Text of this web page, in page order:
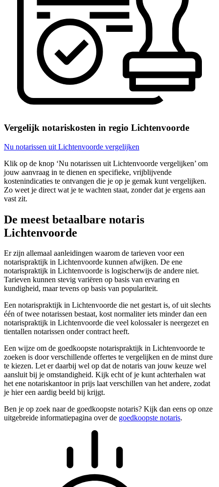
Vergelijk notariskosten in regio Lichtenvoorde
Nu notarissen uit Lichtenvoorde vergelijken
Klik op de knop ‘Nu notarissen uit Lichtenvoorde vergelijken’ om
jouw aanvraag in te dienen en specifieke, vrijblijvende
kostenindicaties te ontvangen die je op je gemak kunt vergelijken.
Zo weet je direct wat je te wachten staat, zonder dat je ergens aan
vast zit.
De meest betaalbare notaris
Lichtenvoorde
Er zijn allemaal aanleidingen waarom de tarieven voor een
notarispraktijk in Lichtenvoorde kunnen afwijken. De ene
notarispraktijk in Lichtenvoorde is logischerwijs de andere niet.
Tarieven kunnen stevig variëren op basis van ervaring en
kundigheid, maar tevens op basis van populariteit.
Een notarispraktijk in Lichtenvoorde die net gestart is, of uit slechts
één of twee notarissen bestaat, kost normaliter iets minder dan een
notarispraktijk in Lichtenvoorde die veel kolossaler is neergezet en
tientallen notarissen onder contract heeft.
Een wijze om de goedkoopste notarispraktijk in Lichtenvoorde te
zoeken is door verschillende offertes te vergelijken en de minst dure
te kiezen. Let er daarbij wel op dat de notaris van jouw keuze wel
aansluit bij je omstandigheid. Kijk echt of je kunt achterhalen wat
het ene notariskantoor in prijs laat verschillen van het andere, zodat
je hier een aardig beeld bij krijgt.
Ben je op zoek naar de goedkoopste notaris? Kijk dan eens op onze
uitgebreide informatiepagina over de goedkoopste notaris.